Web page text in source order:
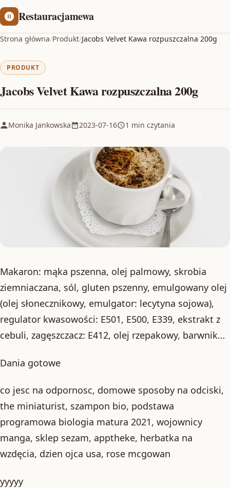
Restauracjamewa
Strona główna/Produkt/Jacobs Velvet Kawa rozpuszczalna 200g
PRODUKT
Jacobs Velvet Kawa rozpuszczalna 200g
Monika Jankowska 2023-07-16 1 min czytania
Makaron: mąka pszenna, olej palmowy, skrobia
ziemniaczana, sól, gluten pszenny, emulgowany olej
(olej słonecznikowy, emulgator: lecytyna sojowa),
regulator kwasowości: E501, E500, E339, ekstrakt z
cebuli, zagęszczacz: E412, olej rzepakowy, barwnik…
Dania gotowe
co jesc na odpornosc, domowe sposoby na odciski,
the miniaturist, szampon bio, podstawa
programowa biologia matura 2021, wojownicy
manga, sklep sezam, apptheke, herbatka na
wzdęcia, dzien ojca usa, rose mcgowan
yyyyy